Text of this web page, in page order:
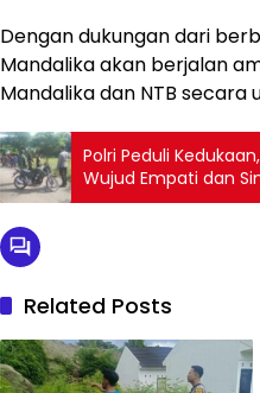
Dengan dukungan dari
Mandalika akan berjalan
Mandalika dan NTB secara
Polri Peduli
Wujud Empati dan
Related Posts